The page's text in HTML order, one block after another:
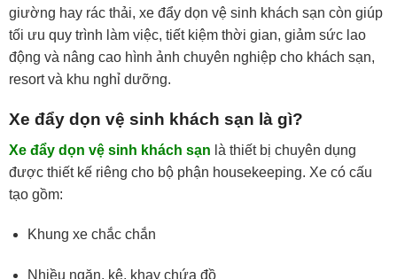
giường hay rác thải, xe đẩy dọn vệ sinh khách sạn còn giúp
tối ưu quy trình làm việc, tiết kiệm thời gian, giảm sức lao
động và nâng cao hình ảnh chuyên nghiệp cho khách sạn,
resort và khu nghỉ dưỡng.
Xe đẩy dọn vệ sinh khách sạn là gì?
Xe đẩy dọn vệ sinh khách sạn là thiết bị chuyên dụng
được thiết kế riêng cho bộ phận housekeeping. Xe có cấu
tạo gồm:
Khung xe chắc chắn
Nhiều ngăn, kệ, khay chứa đồ